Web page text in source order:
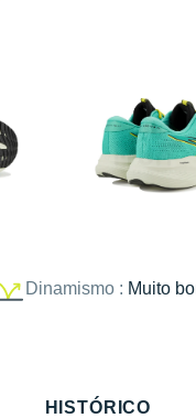
Dinamismo : Muito
HISTÓRICO